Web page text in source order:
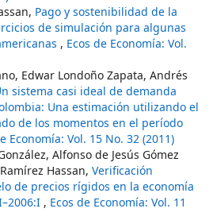
Pago y sostenibilidad de la
de simulación para algunas
, Ecos de Economía: Vol.
Edwar Londoño Zapata, Andrés
sistema casi ideal de demanda
Una estimación utilizando el
de los momentos en el período
Economía: Vol. 15 No. 32 (2011)
Alfonso de Jesús Gómez
Hassan, Verificación
de precios rígidos en la economía
, Ecos de Economía: Vol. 11